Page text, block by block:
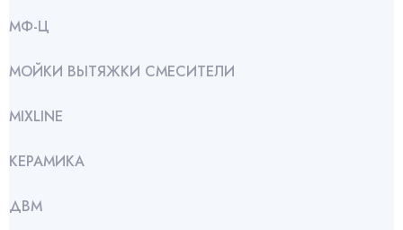
МФ-Ц
МОЙКИ ВЫТЯЖКИ СМЕСИТЕЛИ
МIXLINE
КЕРАМИКА
ДВМ